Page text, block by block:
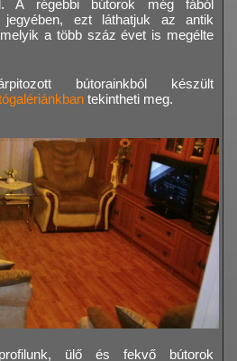
A régebbi bútorok még fából
ezt láthatjuk az antik
a több száz évet is megélte
bútorainkból készült
tekintheti meg.
ülő és fekvő bútorok